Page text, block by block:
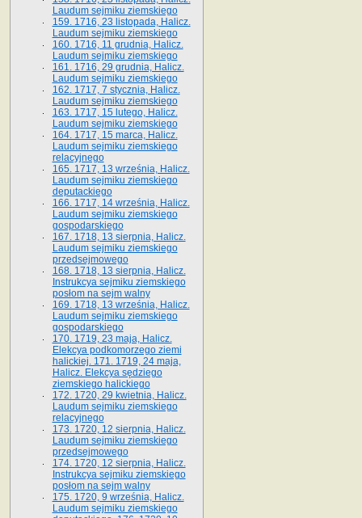
Laudum sejmiku ziemskiego
159. 1716, 23 listopada, Halicz.
Laudum sejmiku ziemskiego
160. 1716, 11 grudnia, Halicz.
Laudum sejmiku ziemskiego
161. 1716, 29 grudnia, Halicz.
Laudum sejmiku ziemskiego
162. 1717, 7 stycznia, Halicz.
Laudum sejmiku ziemskiego
163. 1717, 15 lutego, Halicz.
Laudum sejmiku ziemskiego
164. 1717, 15 marca, Halicz.
Laudum sejmiku ziemskiego
relacyjnego
165. 1717, 13 września, Halicz.
Laudum sejmiku ziemskiego
deputackiego
166. 1717, 14 września, Halicz.
Laudum sejmiku ziemskiego
gospodarskiego
167. 1718, 13 sierpnia, Halicz.
Laudum sejmiku ziemskiego
przedsejmowego
168. 1718, 13 sierpnia, Halicz.
Instrukcya sejmiku ziemskiego
posłom na sejm walny
169. 1718, 13 września, Halicz.
Laudum sejmiku ziemskiego
gospodarskiego
170. 1719, 23 maja, Halicz.
Elekcya podkomorzego ziemi
halickiej. 171. 1719, 24 maja,
Halicz. Elekcya sędziego
ziemskiego halickiego
172. 1720, 29 kwietnia, Halicz.
Laudum sejmiku ziemskiego
relacyjnego
173. 1720, 12 sierpnia, Halicz.
Laudum sejmiku ziemskiego
przedsejmowego
174. 1720, 12 sierpnia, Halicz.
Instrukcya sejmiku ziemskiego
posłom na sejm walny
175. 1720, 9 września, Halicz.
Laudum sejmiku ziemskiego